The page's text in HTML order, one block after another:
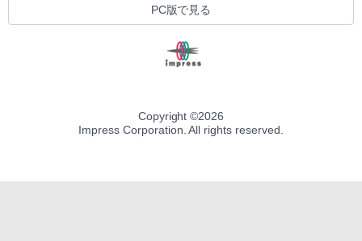
PC版で見る
Copyright ©2026
Impress Corporation. All rights reserved.